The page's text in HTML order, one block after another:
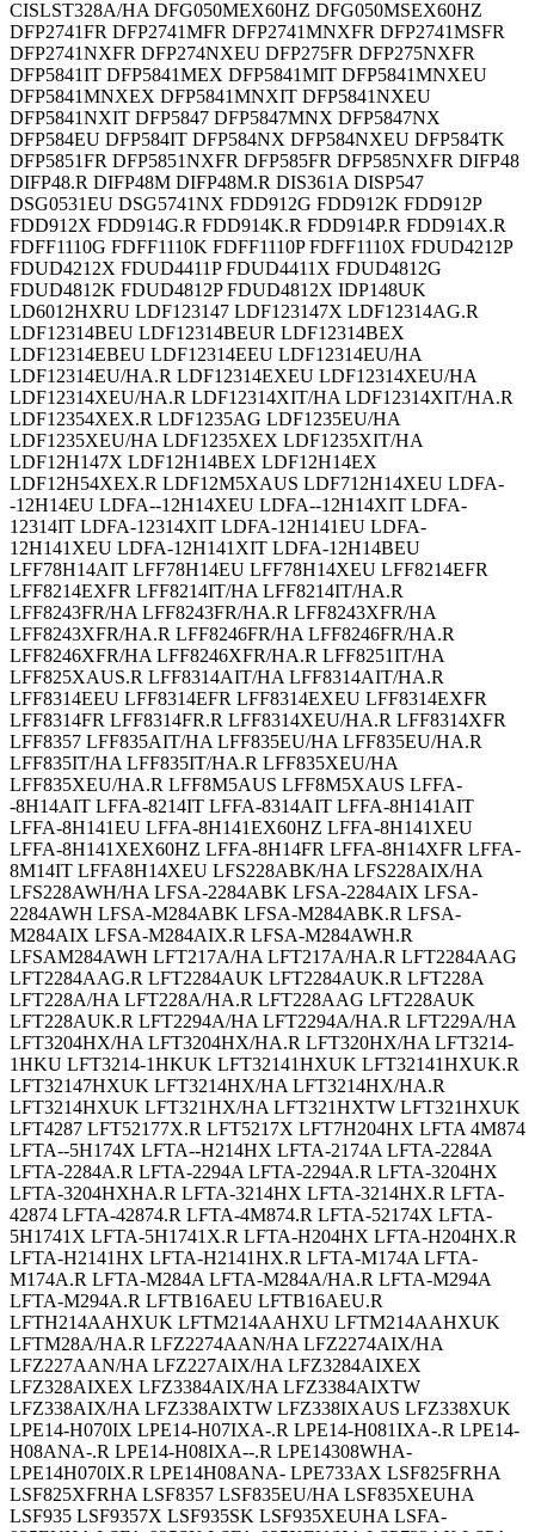
CISLST328A/HA DFG050MEX60HZ DFG050MSEX60HZ
DFP2741FR DFP2741MFR DFP2741MNXFR DFP2741MSFR
DFP2741NXFR DFP274NXEU DFP275FR DFP275NXFR
DFP5841IT DFP5841MEX DFP5841MIT DFP5841MNXEU
DFP5841MNXEX DFP5841MNXIT DFP5841NXEU
DFP5841NXIT DFP5847 DFP5847MNX DFP5847NX
DFP584EU DFP584IT DFP584NX DFP584NXEU DFP584TK
DFP5851FR DFP5851NXFR DFP585FR DFP585NXFR DIFP48
DIFP48.R DIFP48M DIFP48M.R DIS361A DISP547
DSG0531EU DSG5741NX FDD912G FDD912K FDD912P
FDD912X FDD914G.R FDD914K.R FDD914P.R FDD914X.R
FDFF1110G FDFF1110K FDFF1110P FDFF1110X FDUD4212P
FDUD4212X FDUD4411P FDUD4411X FDUD4812G
FDUD4812K FDUD4812P FDUD4812X IDP148UK
LD6012HXRU LDF123147 LDF123147X LDF12314AG.R
LDF12314BEU LDF12314BEUR LDF12314BEX
LDF12314EBEU LDF12314EEU LDF12314EU/HA
LDF12314EU/HA.R LDF12314EXEU LDF12314XEU/HA
LDF12314XEU/HA.R LDF12314XIT/HA LDF12314XIT/HA.R
LDF12354XEX.R LDF1235AG LDF1235EU/HA
LDF1235XEU/HA LDF1235XEX LDF1235XIT/HA
LDF12H147X LDF12H14BEX LDF12H14EX
LDF12H54XEX.R LDF12M5XAUS LDF712H14XEU LDFA-
-12H14EU LDFA--12H14XEU LDFA--12H14XIT LDFA-
12314IT LDFA-12314XIT LDFA-12H141EU LDFA-
12H141XEU LDFA-12H141XIT LDFA-12H14BEU
LFF78H14AIT LFF78H14EU LFF78H14XEU LFF8214EFR
LFF8214EXFR LFF8214IT/HA LFF8214IT/HA.R
LFF8243FR/HA LFF8243FR/HA.R LFF8243XFR/HA
LFF8243XFR/HA.R LFF8246FR/HA LFF8246FR/HA.R
LFF8246XFR/HA LFF8246XFR/HA.R LFF8251IT/HA
LFF825XAUS.R LFF8314AIT/HA LFF8314AIT/HA.R
LFF8314EEU LFF8314EFR LFF8314EXEU LFF8314EXFR
LFF8314FR LFF8314FR.R LFF8314XEU/HA.R LFF8314XFR
LFF8357 LFF835AIT/HA LFF835EU/HA LFF835EU/HA.R
LFF835IT/HA LFF835IT/HA.R LFF835XEU/HA
LFF835XEU/HA.R LFF8M5AUS LFF8M5XAUS LFFA-
-8H14AIT LFFA-8214IT LFFA-8314AIT LFFA-8H141AIT
LFFA-8H141EU LFFA-8H141EX60HZ LFFA-8H141XEU
LFFA-8H141XEX60HZ LFFA-8H14FR LFFA-8H14XFR LFFA-
8M14IT LFFA8H14XEU LFS228ABK/HA LFS228AIX/HA
LFS228AWH/HA LFSA-2284ABK LFSA-2284AIX LFSA-
2284AWH LFSA-M284ABK LFSA-M284ABK.R LFSA-
M284AIX LFSA-M284AIX.R LFSA-M284AWH.R
LFSAM284AWH LFT217A/HA LFT217A/HA.R LFT2284AAG
LFT2284AAG.R LFT2284AUK LFT2284AUK.R LFT228A
LFT228A/HA LFT228A/HA.R LFT228AAG LFT228AUK
LFT228AUK.R LFT2294A/HA LFT2294A/HA.R LFT229A/HA
LFT3204HX/HA LFT3204HX/HA.R LFT320HX/HA LFT3214-
1HKU LFT3214-1HKUK LFT32141HXUK LFT32141HXUK.R
LFT32147HXUK LFT3214HX/HA LFT3214HX/HA.R
LFT3214HXUK LFT321HX/HA LFT321HXTW LFT321HXUK
LFT4287 LFT52177X.R LFT5217X LFT7H204HX LFTA 4M874
LFTA--5H174X LFTA--H214HX LFTA-2174A LFTA-2284A
LFTA-2284A.R LFTA-2294A LFTA-2294A.R LFTA-3204HX
LFTA-3204HXHA.R LFTA-3214HX LFTA-3214HX.R LFTA-
42874 LFTA-42874.R LFTA-4M874.R LFTA-52174X LFTA-
5H1741X LFTA-5H1741X.R LFTA-H204HX LFTA-H204HX.R
LFTA-H2141HX LFTA-H2141HX.R LFTA-M174A LFTA-
M174A.R LFTA-M284A LFTA-M284A/HA.R LFTA-M294A
LFTA-M294A.R LFTB16AEU LFTB16AEU.R
LFTH214AAHXUK LFTM214AAHXU LFTM214AAHXUK
LFTM28A/HA.R LFZ2274AAN/HA LFZ2274AIX/HA
LFZ227AAN/HA LFZ227AIX/HA LFZ3284AIXEX
LFZ328AIXEX LFZ3384AIX/HA LFZ3384AIXTW
LFZ338AIX/HA LFZ338AIXTW LFZ338IXAUS LFZ338XUK
LPE14-H070IX LPE14-H07IXA-.R LPE14-H081IXA-.R LPE14-
H08ANA-.R LPE14-H08IXA--.R LPE14308WHA-
LPE14H070IX.R LPE14H08ANA- LPE733AX LSF825FRHA
LSF825XFRHA LSF8357 LSF835EU/HA LSF835XEUHA
LSF935 LSF9357X LSF935SK LSF935XEUHA LSFA-